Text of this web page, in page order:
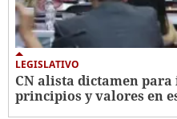
LEGISLATIVO
CN alista dictamen
principios y valores en